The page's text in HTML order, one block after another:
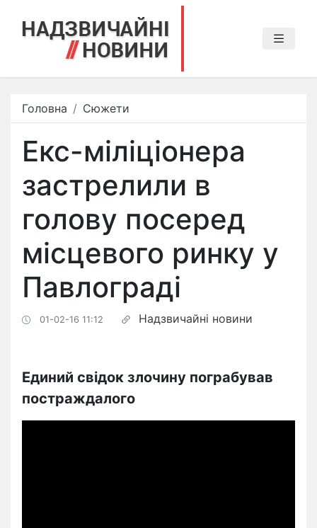
Головна Сюжети
Екс-міліціонера
застрелили в
голову посеред
місцевого ринку у
Павлограді
01-02-16 11:12 Надзвичайні новини
Единий свідок злочину пограбував
постраждалого